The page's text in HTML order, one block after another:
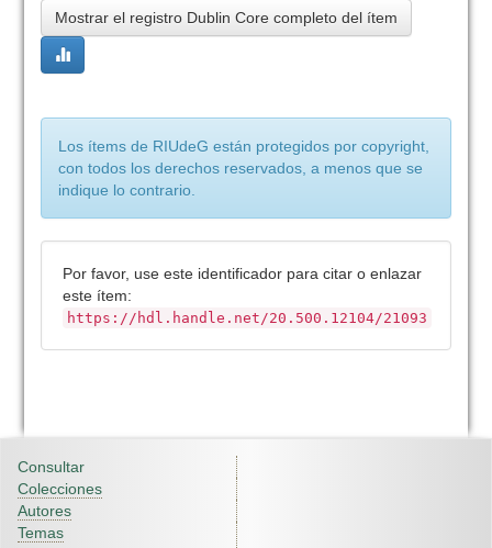
Mostrar el registro Dublin Core completo del ítem
Los ítems de RIUdeG están protegidos por copyright,
con todos los derechos reservados, a menos que se
indique lo contrario.
Por favor, use este identificador para citar o enlazar
este ítem:
https://hdl.handle.net/20.500.12104/21093
Consultar
Colecciones
Autores
Temas